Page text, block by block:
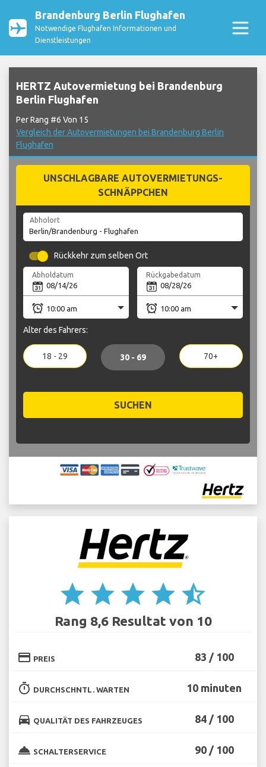
Brandenburg Berlin Flughafen
Notwendige Flughafen Informationen und
Dienstleistungen
HERTZ Autovermietung bei Brandenburg
Berlin Flughafen
Per Rang #6 Von 15
Vergleich der Autovermietungen bei Brandenburg Berlin
Flughafen
UNSCHLAGBARE AUTOVERMIETUNGS-
SCHNÄPPCHEN
Abholort
Rückkehr zum selben Ort
Abholdatum Rückgabedatum
Alter des Fahrers:
18 - 29 30 - 69 70+
SUCHEN
star star star star star_half
Rang 8,6 Resultat von 10
credit_card PREIS 83 / 100
timer DURCHSCHNTL. WARTEN 10 minuten
directions_car QUALITÄT DES FAHRZEUGES 84 / 100
room_service SCHALTERSERVICE 90 / 100